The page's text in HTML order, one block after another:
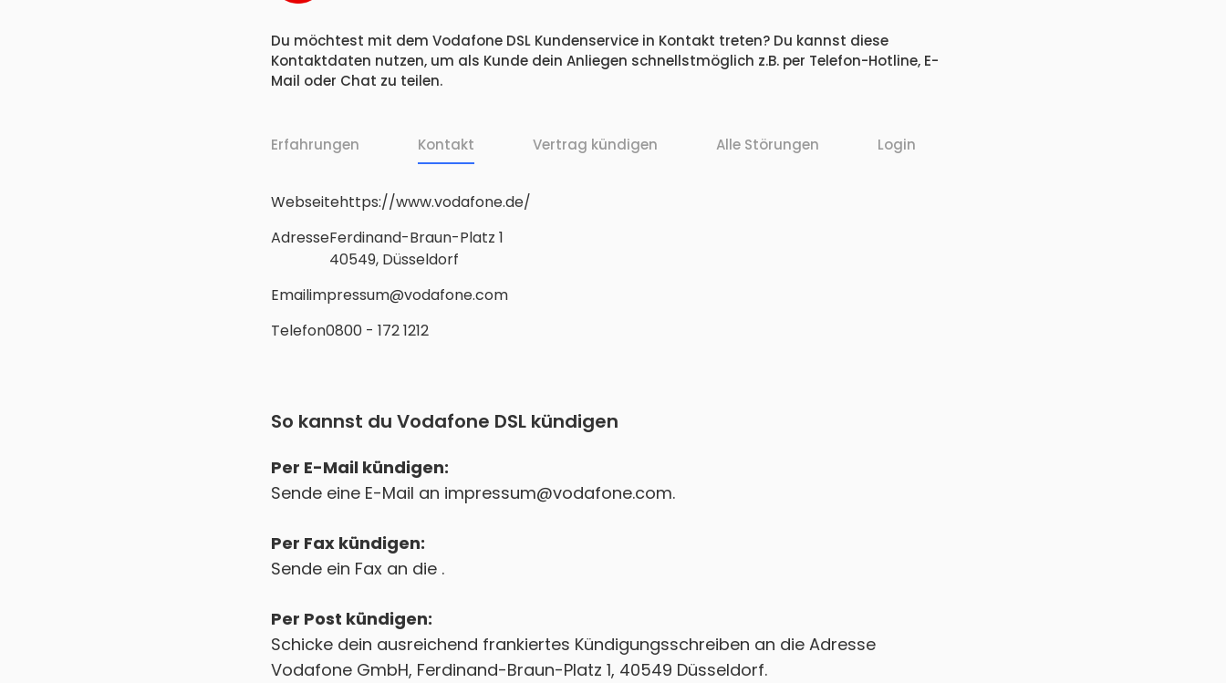
Du möchtest mit dem Vodafone DSL Kundenservice in Kontakt treten? Du kannst diese
Kontaktdaten nutzen, um als Kunde dein Anliegen schnellstmöglich z.B. per Telefon-Hotline, E-
Mail oder Chat zu teilen.
Erfahrungen Kontakt Vertrag kündigen Alle Störungen Login
Webseitehttps://www.vodafone.de/
AdresseFerdinand-Braun-Platz 1
40549, Düsseldorf
Emailimpressum@vodafone.com
Telefon0800 - 172 1212
So kannst du Vodafone DSL kündigen
Per E-Mail kündigen:
Sende eine E-Mail an impressum@vodafone.com.
Per Fax kündigen:
Sende ein Fax an die .
Per Post kündigen:
Schicke dein ausreichend frankiertes Kündigungsschreiben an die Adresse
Vodafone GmbH, Ferdinand-Braun-Platz 1, 40549 Düsseldorf.